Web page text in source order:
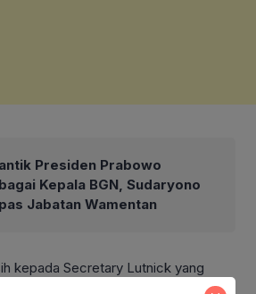
Presiden Prabowo
Kepala BGN, Sudaryono
Jabatan Wamentan
kepada Secretary Lutnick yang
untuk melakukan negosiasi tarif